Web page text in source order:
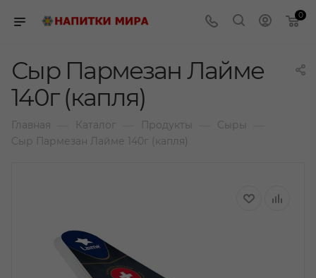
0
Сыр Пармезан Лайме
140г (капля)
Главная Каталог Продукты Сыры
Сыр Пармезан Лайме 140г (капля)